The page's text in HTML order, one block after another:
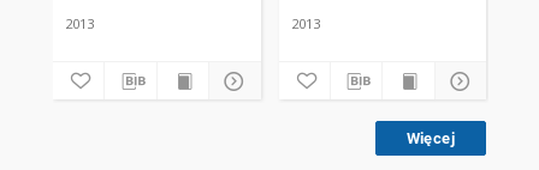
2013 2013
Więcej